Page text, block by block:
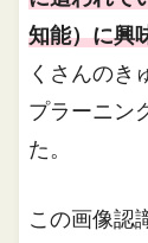
知能）に興
くさんのき
プラーニン
た。
この画像認